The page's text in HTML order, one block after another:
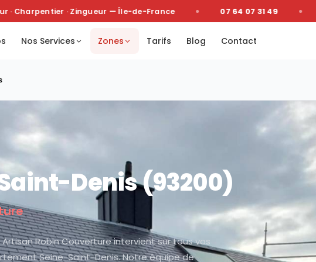
Charpentier · Zingueur — Île-de-France 07 64 07 31 49
Nos Services Zones Tarifs Blog Contact
Denis(93200)
Robin Couverture intervient sur tous vos
Seine-Saint-Denis. Notre équipe de